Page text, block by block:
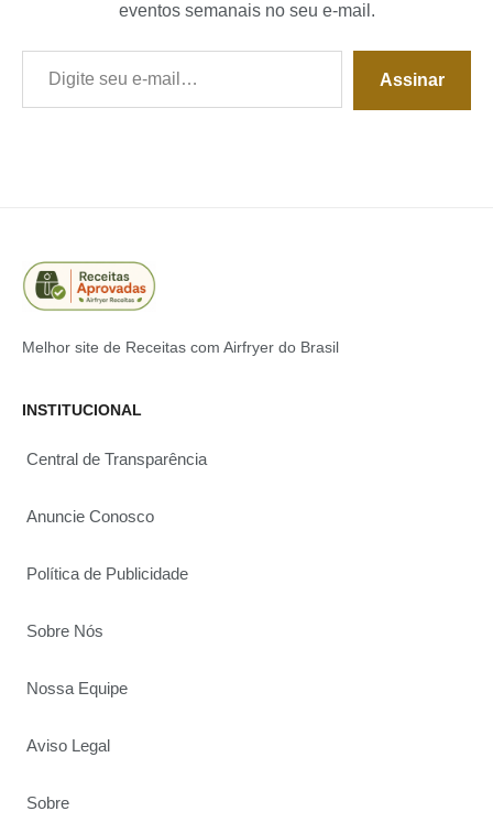
eventos semanais no seu e-mail.
Digite seu e-mail…
Assinar
Melhor site de Receitas com Airfryer do Brasil
INSTITUCIONAL
Central de Transparência
Anuncie Conosco
Política de Publicidade
Sobre Nós
Nossa Equipe
Aviso Legal
Sobre